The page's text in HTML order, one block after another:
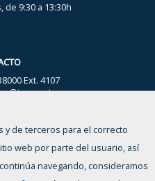
9:30 a 13:30h
Ext. 4107
644 59 44 93
CONTACTO
y de terceros para el correcto
web por parte del usuario, así
navegando, consideramos